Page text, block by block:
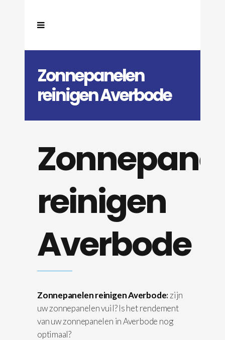
Zonnepanelen
reinigen Averbode
reinigen
Averbode
Zonnepanelen reinigen Averbode:zijn
uw zonnepanelen vuil? Is het rendement
van uw zonnepanelen in Averbode nog
optimaal?